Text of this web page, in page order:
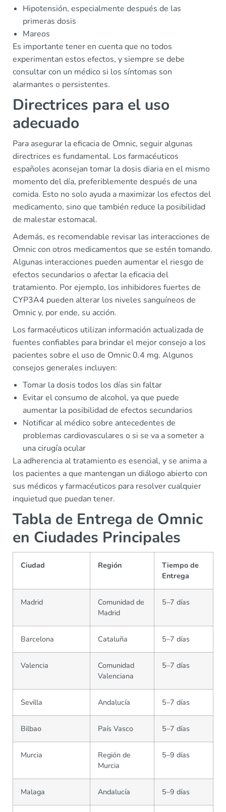
Hipotensión, especialmente después de las
primeras dosis
Mareos
Es importante tener en cuenta que no todos
experimentan estos efectos, y siempre se debe
consultar con un médico si los síntomas son
alarmantes o persistentes.
Directrices para el uso
adecuado
Para asegurar la eficacia de Omnic, seguir algunas
directrices es fundamental. Los farmacéuticos
españoles aconsejan tomar la dosis diaria en el mismo
momento del día, preferiblemente después de una
comida. Esto no solo ayuda a maximizar los efectos del
medicamento, sino que también reduce la posibilidad
de malestar estomacal.
Además, es recomendable revisar las interacciones de
Omnic con otros medicamentos que se estén tomando.
Algunas interacciones pueden aumentar el riesgo de
efectos secundarios o afectar la eficacia del
tratamiento. Por ejemplo, los inhibidores fuertes de
CYP3A4 pueden alterar los niveles sanguíneos de
Omnic y, por ende, su acción.
Los farmacéuticos utilizan información actualizada de
fuentes confiables para brindar el mejor consejo a los
pacientes sobre el uso de Omnic 0.4 mg. Algunos
consejos generales incluyen:
Tomar la dosis todos los días sin faltar
Evitar el consumo de alcohol, ya que puede
aumentar la posibilidad de efectos secundarios
Notificar al médico sobre antecedentes de
problemas cardiovasculares o si se va a someter a
una cirugía ocular
La adherencia al tratamiento es esencial, y se anima a
los pacientes a que mantengan un diálogo abierto con
sus médicos y farmacéuticos para resolver cualquier
inquietud que puedan tener.
Tabla de Entrega de Omnic
en Ciudades Principales
Ciudad Región
Tiempo de
Entrega
Madrid
Comunidad de
Madrid
5–7 días
Barcelona Cataluña 5–7 días
Valencia
Comunidad
Valenciana
5–7 días
Sevilla Andalucía 5–7 días
Bilbao País Vasco 5–7 días
Murcia
Región de
Murcia
5–9 días
Malaga Andalucía 5–9 días